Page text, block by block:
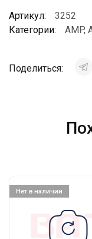
Артикул:
3252
Категории:
AMP,
Поделиться:
Нет в наличии